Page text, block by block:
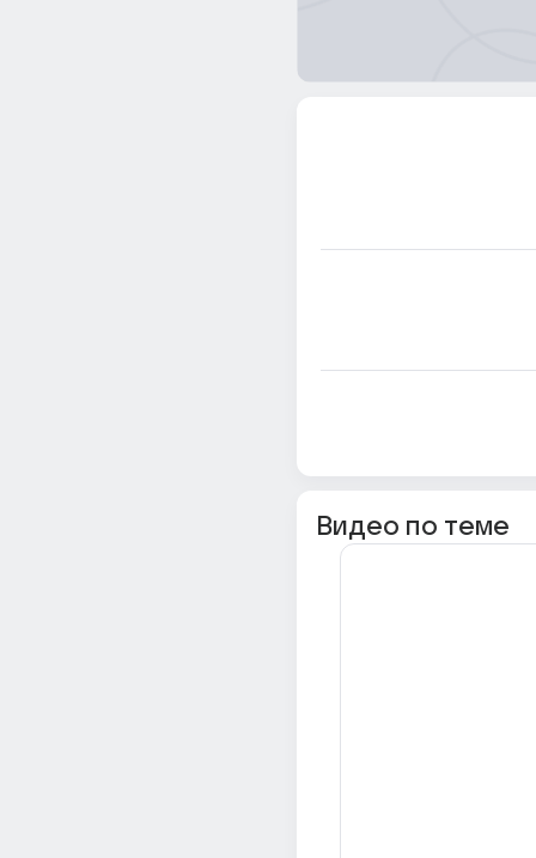
Видео по теме